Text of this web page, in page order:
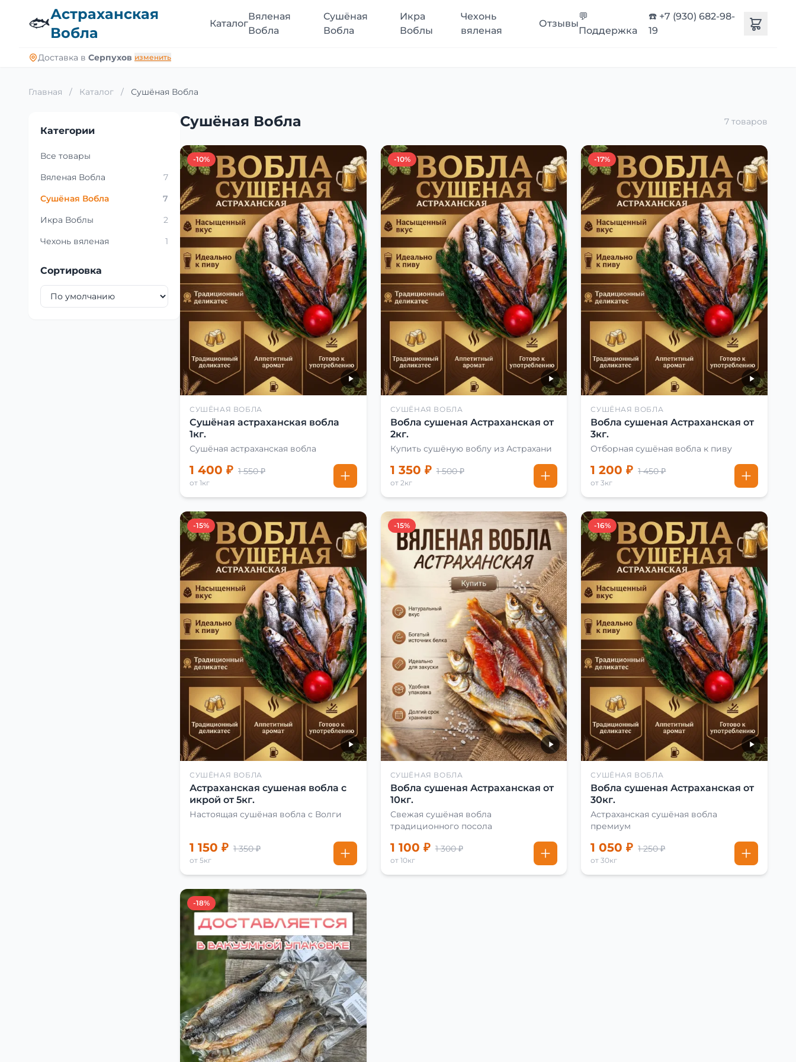
🐟Астраханская
Вобла
Каталог
Вяленая
Вобла
Сушёная
Вобла
Икра
Воблы
Чехонь
вяленая
Отзывы
💬
Поддержка
☎️ +7 (930) 682-98-
19
Доставка в Серпухов изменить
Главная / Каталог / Сушёная Вобла
Категории
Все товары
Вяленая Вобла
7
Сушёная Вобла
7
Икра Воблы
2
Чехонь вяленая
1
Сортировка
Сушёная Вобла 7 товаров
-10%
СУШЁНАЯ ВОБЛА
Сушёная астраханская вобла
1кг.
Сушёная астраханская вобла
1 400 ₽ 1 550 ₽
от 1кг
-10%
СУШЁНАЯ ВОБЛА
Вобла сушеная Астраханская от
2кг.
Купить сушёную воблу из Астрахани
1 350 ₽ 1 500 ₽
от 2кг
-17%
СУШЁНАЯ ВОБЛА
Вобла сушеная Астраханская от
3кг.
Отборная сушёная вобла к пиву
1 200 ₽ 1 450 ₽
от 3кг
-15%
СУШЁНАЯ ВОБЛА
Астраханская сушеная вобла с
икрой от 5кг.
Настоящая сушёная вобла с Волги
1 150 ₽ 1 350 ₽
от 5кг
-15%
СУШЁНАЯ ВОБЛА
Вобла сушеная Астраханская от
10кг.
Свежая сушёная вобла
традиционного посола
1 100 ₽ 1 300 ₽
от 10кг
-16%
СУШЁНАЯ ВОБЛА
Вобла сушеная Астраханская от
30кг.
Астраханская сушёная вобла
премиум
1 050 ₽ 1 250 ₽
от 30кг
-18%